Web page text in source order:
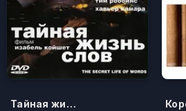
Тайная жизнь слов